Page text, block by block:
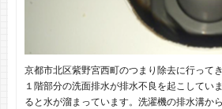
京都市北区紫野宮西町のつまり除去に行って
１階部分の洗面排水が排水不良を起こしてい
ると水が溜まっています。洗濯機の排水溝か